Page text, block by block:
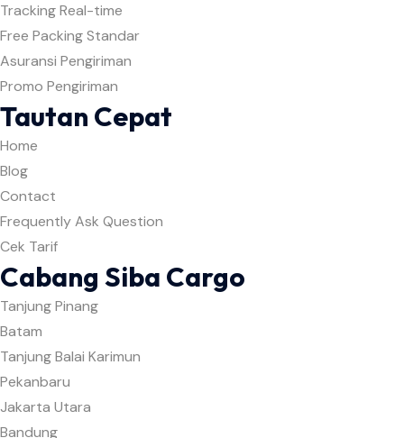
Tracking Real-time
Free Packing Standar
Asuransi Pengiriman
Promo Pengiriman
Tautan Cepat
Home
Blog
Contact
Frequently Ask Question
Cek Tarif
Cabang Siba Cargo
Tanjung Pinang
Batam
Tanjung Balai Karimun
Pekanbaru
Jakarta Utara
Bandung